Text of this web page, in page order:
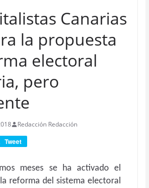
Canarias
la propuesta
electoral
pero
Redacción Redacción
Tweet
meses se ha activado el
reforma del sistema electoral